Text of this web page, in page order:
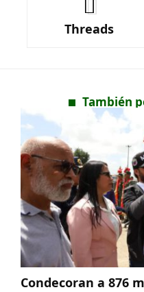
Threads
También
Condecoran a 876